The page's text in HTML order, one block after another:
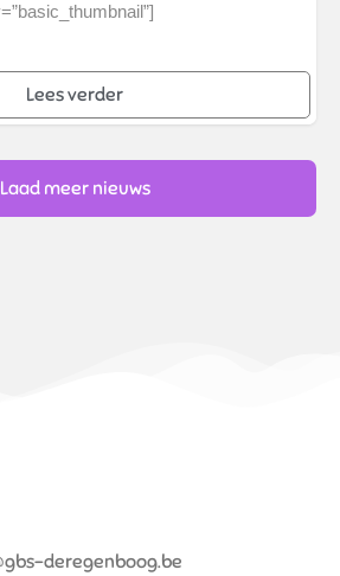
Lees verder
Laad meer nieuws
deregenboog.be